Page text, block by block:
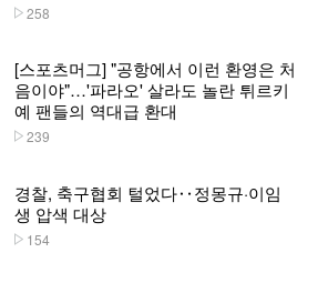
258
[스포츠머그] "공항에서 이런 환영은 처
음이야"…'파라오' 살라도 놀란 튀르키
예 팬들의 역대급 환대
239
경찰, 축구협회 털었다‥정몽규·이임
생 압색 대상
154